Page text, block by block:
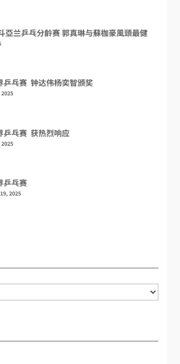
亞兰乒乓分齡赛 郭真琳与蘇枷豪風頭最健
乒乓赛 钟达伟杨奕智颁奖
乒乓赛 获热烈响应
乒乓赛
2025